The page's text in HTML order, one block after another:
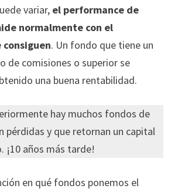
variar, el performance de
normalmente con el
. Un fondo que tiene un
de comisiones o superior se
una buena rentabilidad.
hay muchos fondos de
pérdidas y que retornan un capital
años más tarde!
en qué fondos ponemos el